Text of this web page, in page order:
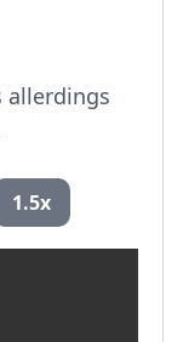
allerdings
1.5x